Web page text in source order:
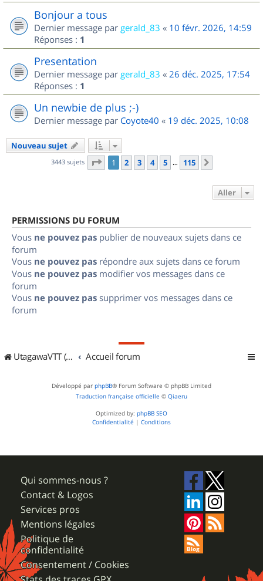
Bonjour a tous
Dernier message par gerald_83 « 10 févr. 2026, 14:59
Réponses : 1
Presentation
Dernier message par gerald_83 « 26 déc. 2025, 17:54
Réponses : 1
Un newbie de plus ;-)
Dernier message par Coyote40 « 19 déc. 2025, 10:08
Nouveau sujet
3443 sujets Page 1sur 115
1 2 3 4 5 … 115
Aller
PERMISSIONS DU FORUM
Vous ne pouvez pas publier de nouveaux sujets dans ce
forum
Vous ne pouvez pas répondre aux sujets dans ce forum
Vous ne pouvez pas modifier vos messages dans ce
forum
Vous ne pouvez pas supprimer vos messages dans ce
forum
UtagawaVTT (Randos VTT et VTTAE avec traces GPS) Accueil forum
Développé par phpBB® Forum Software © phpBB Limited
Traduction française officielle © Qiaeru
Optimized by: phpBB SEO
Confidentialité | Conditions
Qui sommes-nous ?
Contact & Logos
Services pros
Mentions légales
Politique de
confidentialité
Consentement / Cookies